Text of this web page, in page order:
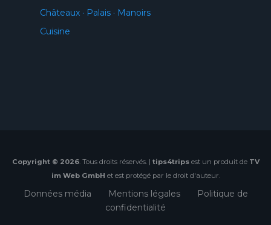
Châteaux · Palais · Manoirs
Cuisine
Copyright © 2026. Tous droits réservés. | tips4tripsest un produit de TV
im Web GmbH et est protégé par le droit d'auteur.
Données média Mentions légales
Politique de
confidentialité